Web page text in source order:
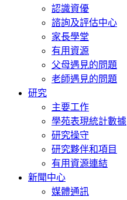
認識資優
諮詢及評估中心
家長學堂
有用資源
父母遇見的問題
老師遇見的問題
研究
主要工作
學苑表現統計數據
研究操守
研究夥伴和項目
有用資源連結
新聞中心
媒體通訊